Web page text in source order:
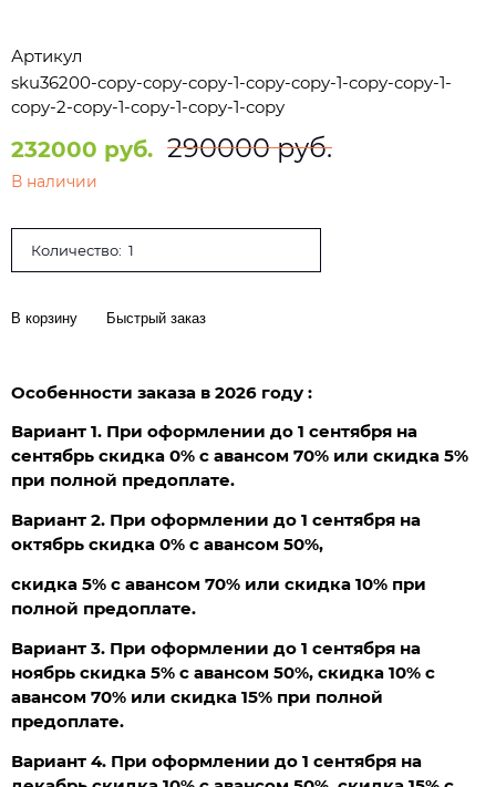
Артикул
sku36200-copy-copy-copy-1-copy-copy-1-copy-copy-1-
copy-2-copy-1-copy-1-copy-1-copy
232000 руб. 290000 руб.
В наличии
Количество:
В корзину Быстрый заказ
Особенности заказа в 2026 году :
Вариант 1. При оформлении до 1 сентября на
сентябрь скидка 0% с авансом 70% или скидка 5%
при полной предоплате.
Вариант 2. При оформлении до 1 сентября на
октябрь скидка 0% с авансом 50%,
скидка 5% с авансом 70% или скидка 10% при
полной предоплате.
Вариант 3. При оформлении до 1 сентября на
ноябрь скидка 5% с авансом 50%, скидка 10% с
авансом 70% или скидка 15% при полной
предоплате.
Вариант 4. При оформлении до 1 сентября на